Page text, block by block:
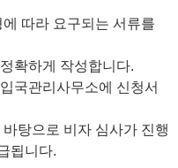
따라 요구되는 서류를
확하게 작성합니다.
국관리사무소에 신청서
탕으로 비자 심사가 진행
됩니다.